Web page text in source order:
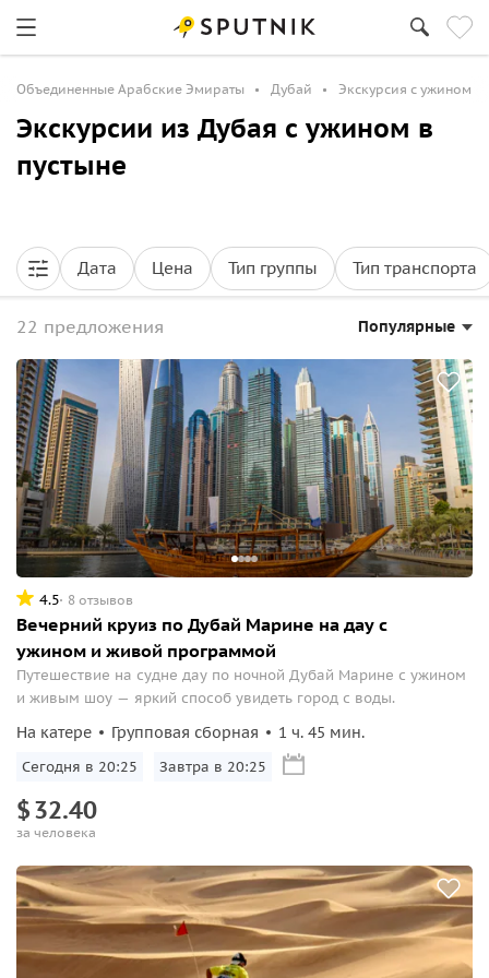
Объединенные Арабские Эмираты Дубай Экскурсия с ужином
Экскурсии из Дубая с ужином в
пустыне
Дата Цена Тип группы Тип транспорта
22 предложения Популярные
4.5 8 отзывов
Вечерний круиз по Дубай Марине на дау с
ужином и живой программой
Путешествие на судне дау по ночной Дубай Марине с ужином
и живым шоу — яркий способ увидеть город с воды.
На катере Групповая сборная 1 ч. 45 мин.
Сегодня в 20:25 Завтра в 20:25
$32.40
за человека